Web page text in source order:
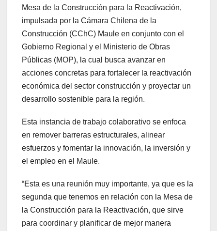
Mesa de la Construcción para la Reactivación,
impulsada por la Cámara Chilena de la
Construcción (CChC) Maule en conjunto con el
Gobierno Regional y el Ministerio de Obras
Públicas (MOP), la cual busca avanzar en
acciones concretas para fortalecer la reactivación
económica del sector construcción y proyectar un
desarrollo sostenible para la región.
Esta instancia de trabajo colaborativo se enfoca
en remover barreras estructurales, alinear
esfuerzos y fomentar la innovación, la inversión y
el empleo en el Maule.
“Esta es una reunión muy importante, ya que es la
segunda que tenemos en relación con la Mesa de
la Construcción para la Reactivación, que sirve
para coordinar y planificar de mejor manera